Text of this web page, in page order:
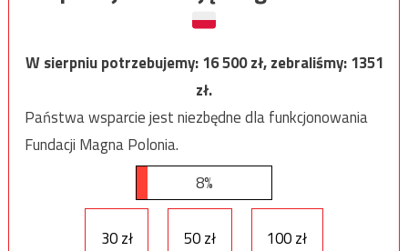
W sierpniu potrzebujemy:16 500zł, zebraliśmy:1351
zł.
Państwa wsparcie jest niezbędne dla funkcjonowania
Fundacji Magna Polonia.
8%
30 zł 50 zł 100 zł